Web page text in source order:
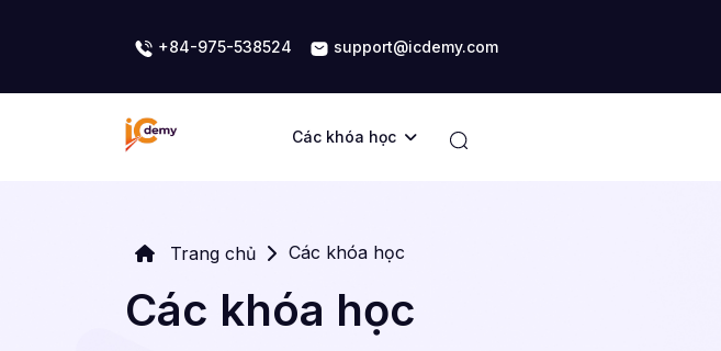
+84-975-538524 support@icdemy.com
Các khóa học
Trang chủ Các khóa học
Các khóa học